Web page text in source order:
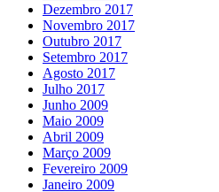
Dezembro 2017
Novembro 2017
Outubro 2017
Setembro 2017
Agosto 2017
Julho 2017
Junho 2009
Maio 2009
Abril 2009
Março 2009
Fevereiro 2009
Janeiro 2009